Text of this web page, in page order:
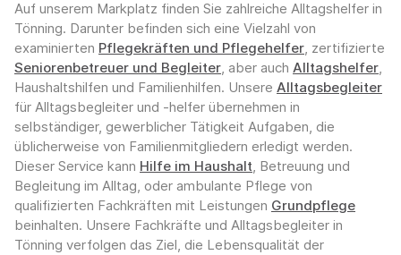
Auf unserem Markplatz finden Sie zahlreiche Alltagshelfer in
Tönning. Darunter befinden sich eine Vielzahl von
examinierten Pflegekräften und Pflegehelfer, zertifizierte
Seniorenbetreuer und Begleiter, aber auch Alltagshelfer,
Haushaltshilfen und Familienhilfen. Unsere Alltagsbegleiter
für Alltagsbegleiter und -helfer übernehmen in
selbständiger, gewerblicher Tätigkeit Aufgaben, die
üblicherweise von Familienmitgliedern erledigt werden.
Dieser Service kann Hilfe im Haushalt, Betreuung und
Begleitung im Alltag, oder ambulante Pflege von
qualifizierten Fachkräften mit Leistungen Grundpflege
beinhalten. Unsere Fachkräfte und Alltagsbegleiter in
Tönning verfolgen das Ziel, die Lebensqualität der